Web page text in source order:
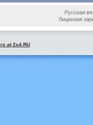
Русская
Лицензия
at 2x4.RU